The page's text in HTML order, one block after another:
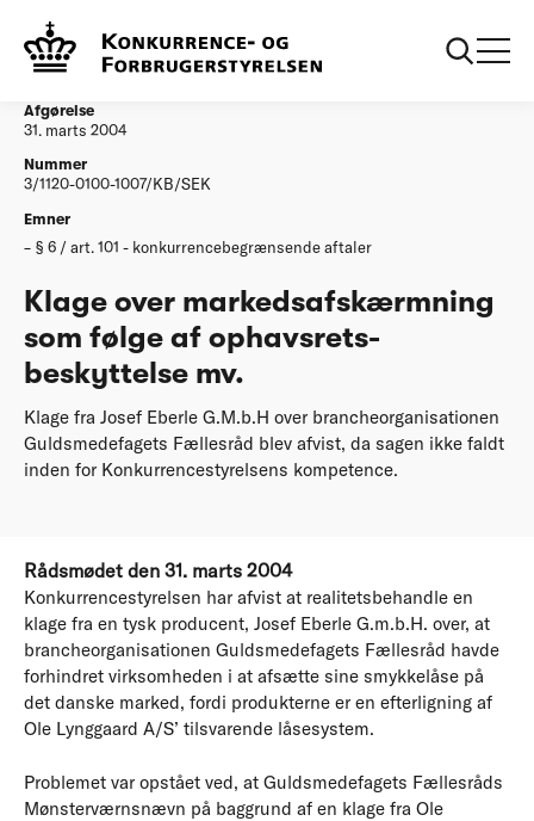
Afgørelser
ophavsretsbeskyttelse mv
Afgørelse
31. marts 2004
Nummer
3/1120-0100-1007/KB/SEK
Emner
§ 6 / art. 101 - konkurrencebegrænsende aftaler
Klage over markedsafskærmning
som følge af ophavsrets-
beskyttelse mv.
Klage fra Josef Eberle G.M.b.H over brancheorganisationen
Guldsmedefagets Fællesråd blev afvist, da sagen ikke faldt
inden for Konkurrencestyrelsens kompetence.
Rådsmødet den 31. marts 2004
Konkurrencestyrelsen har afvist at realitetsbehandle en
klage fra en tysk producent, Josef Eberle G.m.b.H. over, at
brancheorganisationen Guldsmedefagets Fællesråd havde
forhindret virksomheden i at afsætte sine smykkelåse på
det danske marked, fordi produkterne er en efterligning af
Ole Lynggaard A/S’ tilsvarende låsesystem.
Problemet var opstået ved, at Guldsmedefagets Fællesråds
Mønsterværnsnævn på baggrund af en klage fra Ole